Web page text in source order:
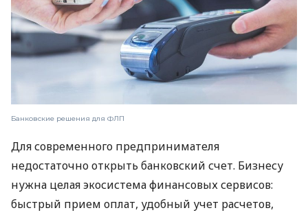
Банковские решения для ФЛП
Для современного предпринимателя
недостаточно открыть банковский счет. Бизнесу
нужна целая экосистема финансовых сервисов:
быстрый прием оплат, удобный учет расчетов,